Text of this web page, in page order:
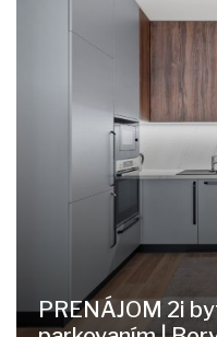
PRENÁJOM 2i